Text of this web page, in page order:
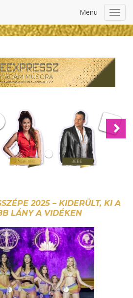
Menu
2025 – KIDERÜLT, KI A
LÁNY A VIDÉKEN